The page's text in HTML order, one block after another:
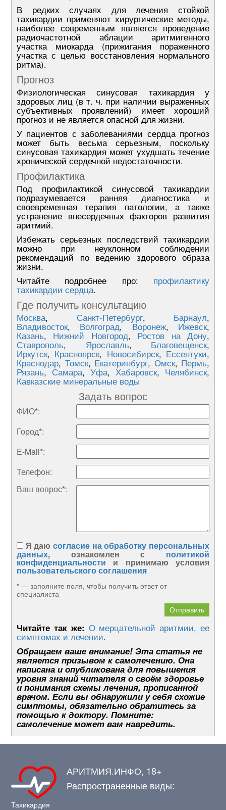
В редких случаях для лечения стойкой
тахикардии применяют хирургические методы,
наиболее современным является проведение
радиочастотной аблации аритмигенного
участка миокарда (прижигания пораженного
участка с целью восстановления нормального
ритма).
Прогноз
Физиологическая синусовая тахикардия у
здоровых лиц (в т. ч. при наличии выраженных
субъективных проявлений) имеет хороший
прогноз и не является опасной для жизни.
У пациентов с заболеваниями сердца прогноз
может быть весьма серьезным, поскольку
синусовая тахикардия может ухудшать течение
хронической сердечной недостаточности.
Профилактика
Под профилактикой синусовой тахикардии
подразумевается ранняя диагностика и
своевременная терапия патологии, а также
устранение внесердечных факторов развития
аритмий.
Избежать серьезных последствий тахикардии
можно при неуклонном соблюдении
рекомендаций по ведению здорового образа
жизни.
Читайте подробнее про: профилактику
тахикардии сердца.
Где получить консультацию
Москва, Санкт-Петербург, Барнаул,
Владивосток, Волгоград,Воронеж, Ижевск,
Казань, Нижний Новгород, Ростов на Дону,
Ставрополь, Ярославль, Благовещенск,
Иркутск, Красноярск, Новосибирск, Ессентуки,
Краснодар, Томск, Екатеринбург, Омск, Пермь,
Рязань, Самара,Уфа, Хабаровск, Челябинск,
Кавказские минеральные воды
Задать вопрос
ФИО*:
Город*:
E-Mail*:
Телефон:
Ваш вопрос*:
Я даюсогласие на обработку персональных
данных, ознакомлен с политикой
конфиденциальности и принимаю условия
пользовательского соглашения
* — заполните поля, чтобы получить ответ от
специалиста
Читайте так же: О мерцательной аритмии, ее
симптомах и лечении.
Обращаем ваше внимание! Эта статья не
является призывом к самолечению. Она
написана и опубликована для повышения
уровня знаний читателя о своём здоровье
и понимания схемы лечения, прописанной
врачом. Если вы обнаружили у себя схожие
симптомы, обязательно обратитесь за
помощью к доктору. Помните:
самолечение может вам навредить.
АРИТМИЯ.ИНФО, 18+
Распространенные виды:
Тахикардия